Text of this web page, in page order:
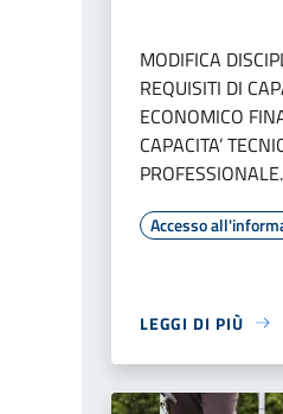
MODIFICA
REQUISITI DI
ECONOMICO
CAPACITA’
PROFESSIONALE.
Accesso
LEGGI DI PIÙ